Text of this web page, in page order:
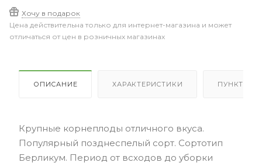
Хочу в подарок
Цена действительна только для интернет-магазина и может
отличаться от цен в розничных магазинах
ОПИСАНИЕ ХАРАКТЕРИСТИКИ ПУНКТЫ
Крупные корнеплоды отличного вкуса.
Популярный позднеспелый сорт. Сортотип
Берликум. Период от всходов до уборки